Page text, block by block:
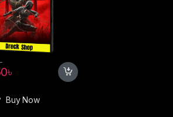
৳
Buy Now